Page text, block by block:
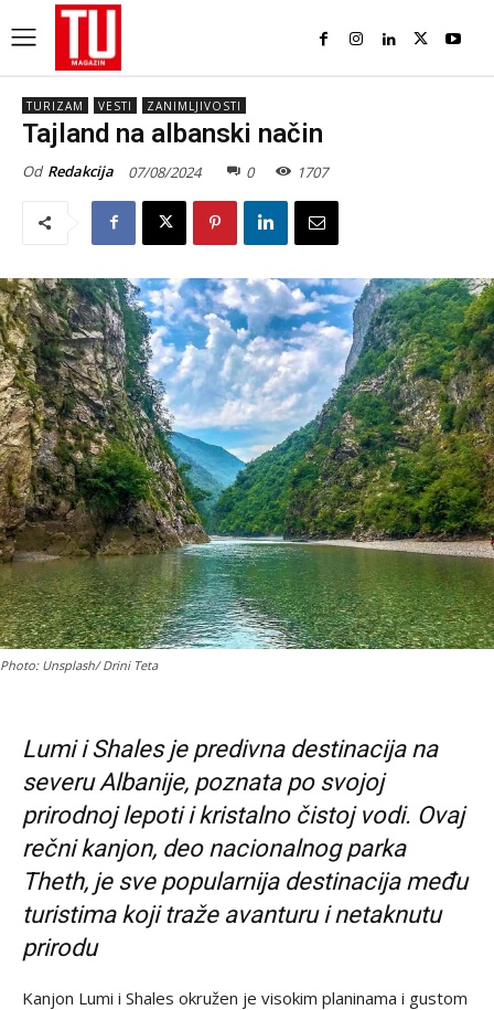
TURIZAM VESTI ZANIMLJIVOSTI
Tajland na albanski način
Od Redakcija 07/08/2024 0 1707
Photo: Unsplash/ Drini Teta
Lumi i Shales je predivna destinacija na
severu Albanije, poznata po svojoj
prirodnoj lepoti i kristalno čistoj vodi. Ovaj
rečni kanjon, deo nacionalnog parka
Theth, je sve popularnija destinacija među
turistima koji traže avanturu i netaknutu
prirodu
Kanjon Lumi i Shales okružen je visokim planinama i gustom